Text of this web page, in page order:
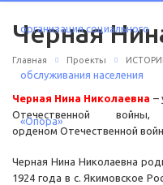
Черная
Главная Проекты
Черная Нина Николаевна –
Отечественной войны,
орденом Отечественной
Черная Нина Николаевна
1924 года в с. Якимовское